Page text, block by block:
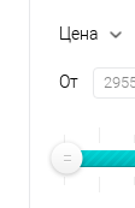
Цена
От